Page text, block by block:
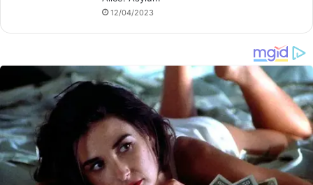
12/04/2023